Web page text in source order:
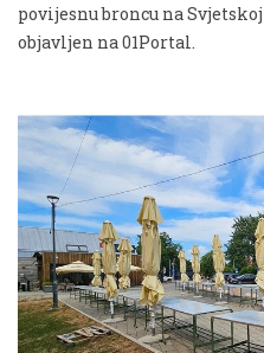
povijesnu broncu na
objavljen na 01Portal.